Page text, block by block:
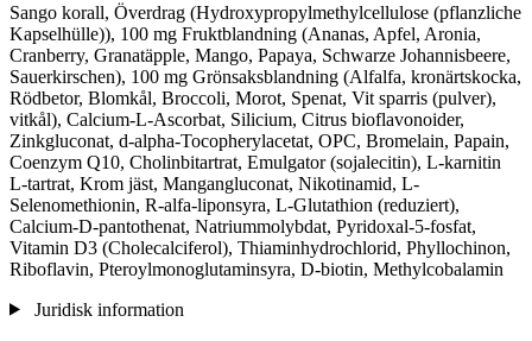
Sango korall, Överdrag (Hydroxypropylmethylcellulose (pflanzliche
Kapselhülle)), 100 mg Fruktblandning (Ananas, Apfel, Aronia,
Cranberry, Granatäpple, Mango, Papaya, Schwarze Johannisbeere,
Sauerkirschen), 100 mg Grönsaksblandning (Alfalfa, kronärtskocka,
Rödbetor, Blomkål, Broccoli, Morot, Spenat, Vit sparris (pulver),
vitkål), Calcium-L-Ascorbat, Silicium, Citrus bioflavonoider,
Zinkgluconat, d-alpha-Tocopherylacetat, OPC, Bromelain, Papain,
Coenzym Q10, Cholinbitartrat, Emulgator (sojalecitin), L-karnitin
L-tartrat, Krom jäst, Mangangluconat, Nikotinamid, L-
Selenomethionin, R-alfa-liponsyra, L-Glutathion (reduziert),
Calcium-D-pantothenat, Natriummolybdat, Pyridoxal-5-fosfat,
Vitamin D3 (Cholecalciferol), Thiaminhydrochlorid, Phyllochinon,
Riboflavin, Pteroylmonoglutaminsyra, D-biotin, Methylcobalamin
Juridisk information